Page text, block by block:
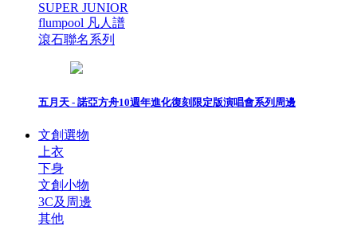
SUPER JUNIOR
flumpool 凡人譜
滾石聯名系列
五月天 - 諾亞方舟10週年進化復刻限定版演唱會系列周邊
文創選物
上衣
下身
文創小物
3C及周邊
其他